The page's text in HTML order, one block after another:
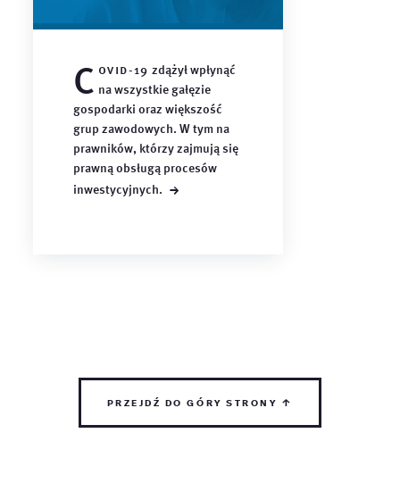
C ovid-19 zdążył wpłynąć
na wszystkie gałęzie
gospodarki oraz większość
grup zawodowych. W tym na
prawników, którzy zajmują się
prawną obsługą procesów
inwestycyjnych. →
przejdź do góry strony ↑